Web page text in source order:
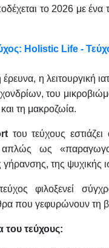
το 2026 με ένα
Holistic Life -
έρευνα, η λειτουργική
του
τη μακροζωία.
του τεύχους εστιάζει
απλώς ως
γήρανσης, της
φιλοξενεί
που γεφυρώνουν τη
του τεύχους: